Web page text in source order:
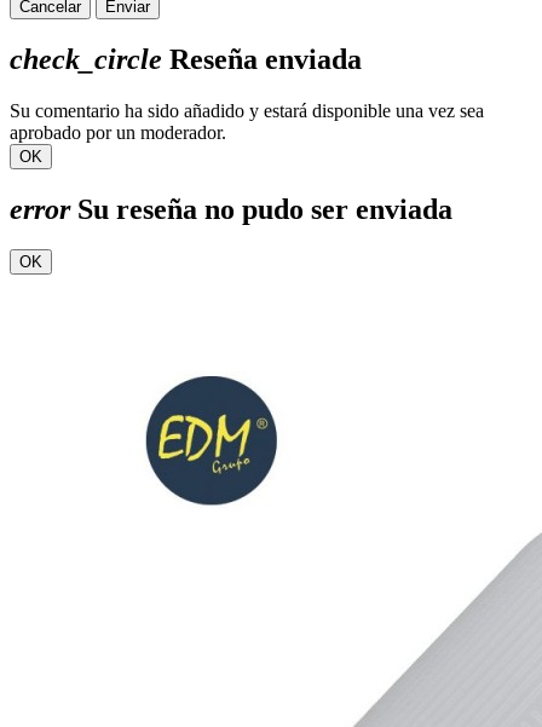
Cancelar Enviar
check_circle Reseña enviada
Su comentario ha sido añadido y estará disponible una vez sea
aprobado por un moderador.
OK
errorSu reseña no pudo ser enviada
OK